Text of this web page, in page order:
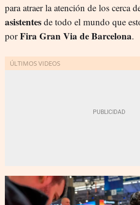
para atraer la atención de los cerca
asistentes de todo el mundo que
porFira Gran Via de Barcelona.